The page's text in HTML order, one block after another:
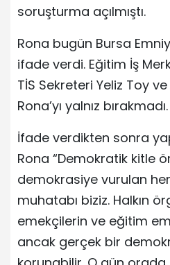
soruşturma açılmıştı.
Rona bugün Bursa
ifade verdi. Eğitim İş
TİS Sekreteri Yeliz Toy
Rona’yı yalnız bırakmadı.
İfade verdikten sonra
Rona “Demokratik kitle
demokrasiye vurulan
muhatabı biziz. Halkın
emekçilerin ve eğitim
ancak gerçek bir